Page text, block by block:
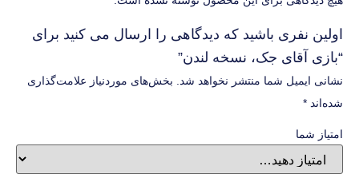
اولین نفری باشید که دیدگاهی را ارسال می کنید برای
“بازی آقای جک، نسخه لندن”
نشانی ایمیل شما منتشر نخواهد شد.
بخش‌های موردنیاز علامت‌گذاری
شده‌اند *
امتیاز شما